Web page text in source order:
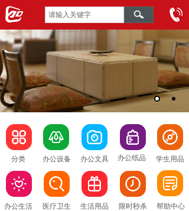
分类 办公设备 办公文具 办公纸品 学生用品
限时秒杀 帮助中心
办公生活 生活用品
医疗卫生